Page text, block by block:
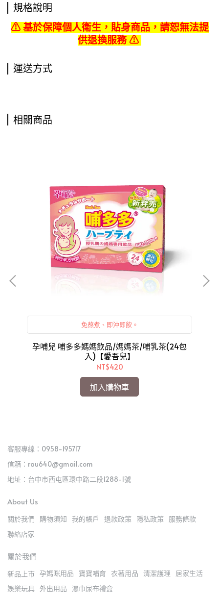
規格說明
⚠ 基於保障個人衛生，貼身商品，請恕無法提
供退換服務 ⚠
運送方式
相關商品
免熬煮、即沖即飲。
孕哺兒 哺多多媽媽飲品/媽媽茶/哺乳茶(24包
入)【愛吾兒】
NT$420
加入購物車
客服專線：0958-195717
信箱：rau640@gmail.com
地址：台中市西屯區環中路二段1288-1號
About Us
關於我們 購物須知 我的帳戶 退款政策 隱私政策 服務條款
聯絡店家
關於我們
新品上市 孕媽咪用品 寶寶哺育 衣著用品 清潔護理
居家生活
娛樂玩具 外出用品 濕巾尿布禮盒